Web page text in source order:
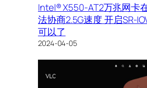
Intel® X550-AT2万兆网卡
法协商2.5G速度 开启SR-
可以了
2024-04-05